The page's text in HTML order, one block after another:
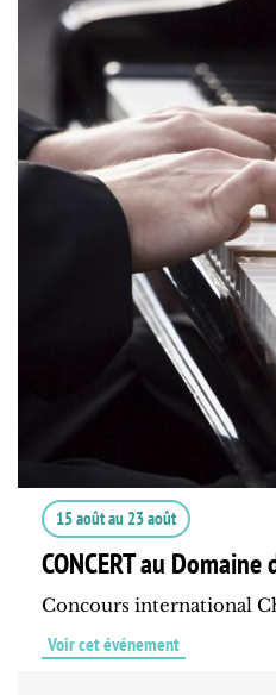
15 aoûtau 23 août
CONCERT au
Concours international
Voir cet événement